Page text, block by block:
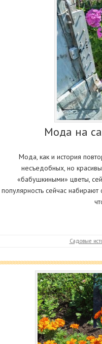
Мода на
Мода, как и история
несъедобных, но
«бабушкиными» цветы,
популярность сейчас
Садовые